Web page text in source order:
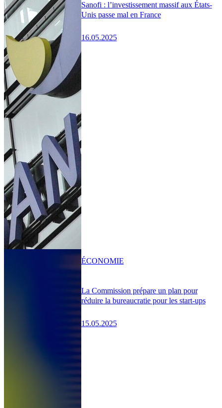
Sanofi : l’investissement massif aux États-
Unis passe mal en France
16.05.2025
La Commission prépare un plan pour
réduire la bureaucratie pour les start-ups
15.05.2025
ÉCONOMIE